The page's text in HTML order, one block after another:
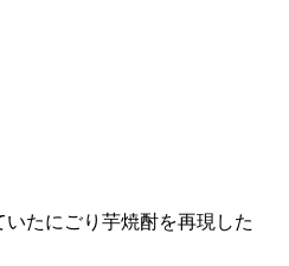
たにごり芋焼酎を再現した